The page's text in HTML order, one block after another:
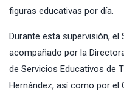
figuras educativas por día.
Durante esta supervisión,
acompañado por la
de Servicios Educativos de
Hernández, así como por el